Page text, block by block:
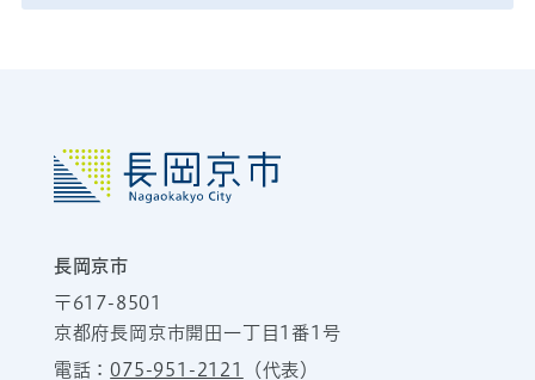
長岡京市
〒617-8501
京都府長岡京市開田一丁目1番1号
電話：075-951-2121
（代表）